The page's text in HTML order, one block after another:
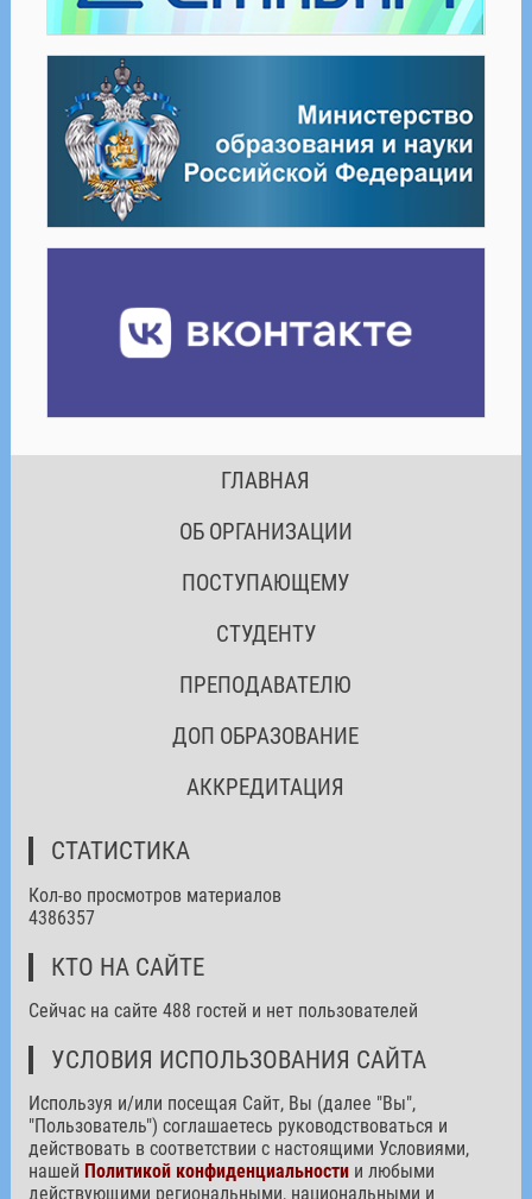
ГЛАВНАЯ
ОБ ОРГАНИЗАЦИИ
ПОСТУПАЮЩЕМУ
СТУДЕНТУ
ПРЕПОДАВАТЕЛЮ
ДОП ОБРАЗОВАНИЕ
АККРЕДИТАЦИЯ
СТАТИСТИКА
Кол-во просмотров материалов
4386357
КТО НА САЙТЕ
Сейчас на сайте 488 гостей и нет пользователей
УСЛОВИЯ ИСПОЛЬЗОВАНИЯ САЙТА
Используя и/или посещая Сайт, Вы (далее "Вы",
"Пользователь") соглашаетесь руководствоваться и
действовать в соответствии с настоящими Условиями,
нашей Политикой конфиденциальностии любыми
действующими региональными, национальными и